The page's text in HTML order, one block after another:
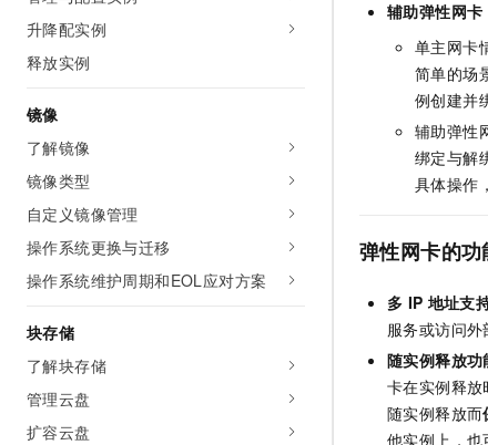
升降配实例
释放实例
镜像
了解镜像
镜像类型
自定义镜像管理
操作系统更换与迁移
操作系统维护周期和EOL应对方案
块存储
了解块存储
管理云盘
扩容云盘
辅助弹性网卡
单主网卡
简单的场
例创建并
辅助弹性
绑定与解
具体操作
弹性网卡的功
多 IP 地址支
服务或访问
随实例释放功
卡在实例释
随实例释放而
他实例上，也
千问AI平台-Token Plan
千问AI平台-模型体验
在线体验全尺寸、多种
Happy 系列大模型
大模型解决方案
快速部署 Dify，高效
10 分钟在聊天系统中
大数据计算
媒体服务
企业服务与云通信
域名与网站
终端用户计算
Serverless
开发工具
迁移与运维管理
上云与迁云
企业出海
产品新客免费试用，最长
大模型ACA认证体验
助力企业全员 AI 认知与
生态解决方案
行业生态解决方案
开发者生态解决方案
AI 开发和 AI 应用解决